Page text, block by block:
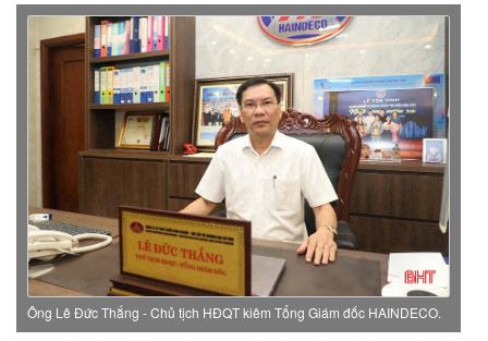
Ông Lê Đức Thắng - Chủ tịch HĐQT kiêm Tổng Giám đốc HAINDECO.